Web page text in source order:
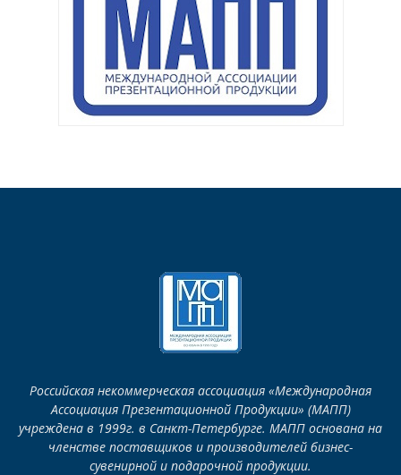
Российская некоммерческая ассоциация «Международная
Ассоциация Презентационной Продукции» (МАПП)
учреждена в 1999г. в Санкт-Петербурге. МАПП основана на
членстве поставщиков и производителей бизнес-
сувенирной и подарочной продукции.